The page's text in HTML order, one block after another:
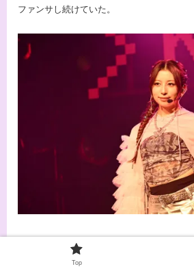
ファンサし続けていた。
Top